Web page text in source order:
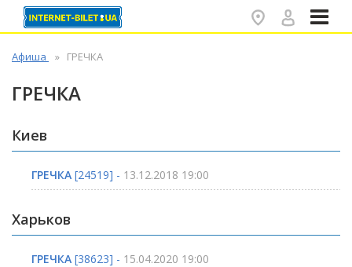
Афиша ГРЕЧКА
ГРЕЧКА
Киев
ГРЕЧКА [24519] - 13.12.2018 19:00
Харьков
ГРЕЧКА [38623] - 15.04.2020 19:00